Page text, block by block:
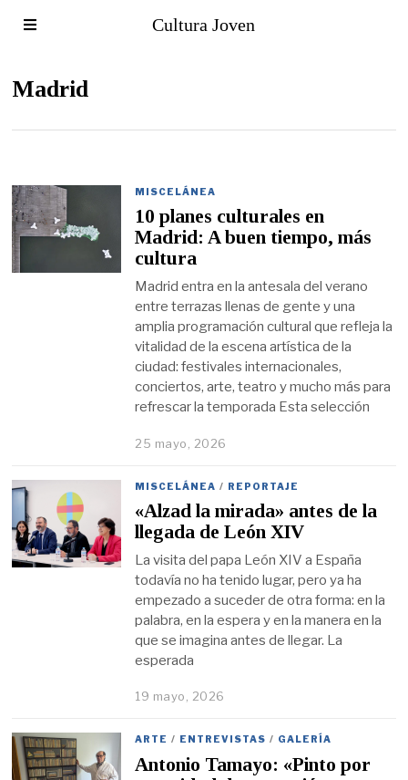
Cultura Joven
Madrid
MISCELÁNEA
10 planes culturales en
Madrid: A buen tiempo, más
cultura
Madrid entra en la antesala del verano
entre terrazas llenas de gente y una
amplia programación cultural que refleja la
vitalidad de la escena artística de la
ciudad: festivales internacionales,
conciertos, arte, teatro y mucho más para
refrescar la temporada Esta selección
25 mayo, 2026
MISCELÁNEA / REPORTAJE
«Alzad la mirada» antes de la
llegada de León XIV
La visita del papa León XIV a España
todavía no ha tenido lugar, pero ya ha
empezado a suceder de otra forma: en la
palabra, en la espera y en la manera en la
que se imagina antes de llegar. La
esperada
19 mayo, 2026
ARTE / ENTREVISTAS / GALERÍA
Antonio Tamayo: «Pinto por